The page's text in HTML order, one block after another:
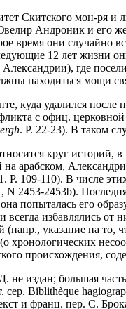
Скитского мон-ря
Андроник и его
время они случайно
12 лет жизни
где
находиться мощи
куда удалился
с офиц.
. P. 22-23). В таком
круг историй,
арабском,
P. 109-110). В числе
2453-2453b).
попыталась его
избавлялись от
(напр., указание на
хронологических
происхождения,
не издан; большая
Biblithèque
и франц. пер. С.